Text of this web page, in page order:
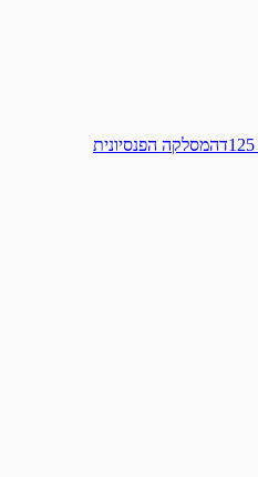
המסלקה הפנסיונית